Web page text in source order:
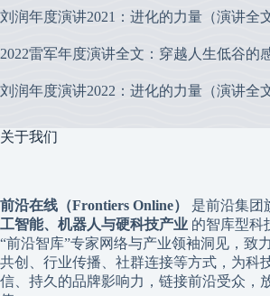
刘润年度演讲2021：进化的力量（演讲全文
2022雷军年度演讲全文：穿越人生低谷的
刘润年度演讲2022：进化的力量（演讲全
关于我们
前沿在线（Frontiers Online） 是前沿集团
工智能、机器人与硬科技产业 的智库型科
“前沿智库”专家网络与产业领袖洞见，致
共创、行业传播、社群连接等方式，为科
信、持久的品牌影响力，链接前沿受众，